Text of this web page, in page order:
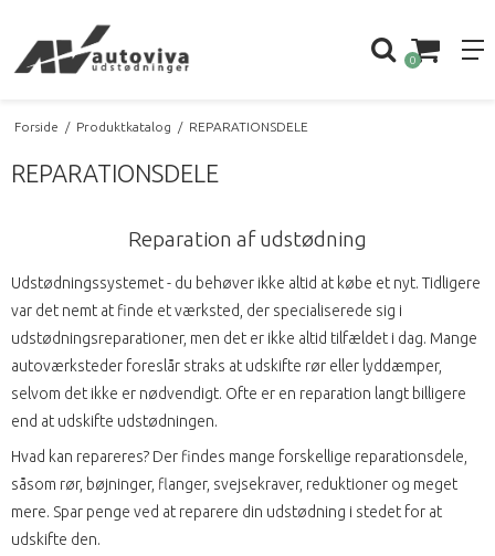
0
Forside / Produktkatalog / REPARATIONSDELE
REPARATIONSDELE
Reparation af udstødning
Udstødningssystemet - du behøver ikke altid at købe et nyt. Tidligere
var det nemt at finde et værksted, der specialiserede sig i
udstødningsreparationer, men det er ikke altid tilfældet i dag. Mange
autoværksteder foreslår straks at udskifte rør eller lyddæmper,
selvom det ikke er nødvendigt. Ofte er en reparation langt billigere
end at udskifte udstødningen.
Hvad kan repareres? Der findes mange forskellige reparationsdele,
såsom rør, bøjninger, flanger, svejsekraver, reduktioner og meget
mere. Spar penge ved at reparere din udstødning i stedet for at
udskifte den.